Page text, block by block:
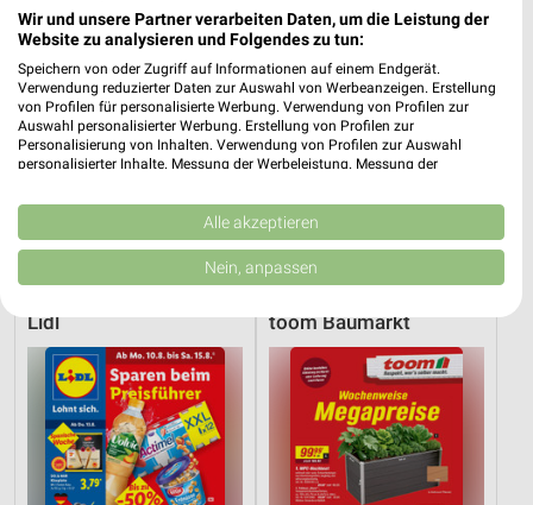
15,1 km
Angebote ab 08.08. Angebote ab 25.07.
Noch heute gültig
Lidl toom Baumarkt
Wir und unsere Partner verarbeiten Daten, um die Leistung der
Website zu analysieren und Folgendes zu tun:
Speichern von oder Zugriff auf Informationen auf einem Endgerät.
Verwendung reduzierter Daten zur Auswahl von Werbeanzeigen. Erstellung
von Profilen für personalisierte Werbung. Verwendung von Profilen zur
Auswahl personalisierter Werbung. Erstellung von Profilen zur
Personalisierung von Inhalten. Verwendung von Profilen zur Auswahl
personalisierter Inhalte. Messung der Werbeleistung. Messung der
Kombinationen von Daten aus verschiedenen Quellen. Entwicklung und
Verbesserung der Angebote. Verwendung reduzierter Daten zur Auswahl
von Inhalten.
Daten können außerhalb der Europäischen Union weitergegeben und in die
Website/App.
Partnerliste anzeigen (1 IAB-Anbieter)
Wir nutzen Ihre Daten für folgende Zwecke:
IAB-Verarbeitungszwecke:
Speichern von oder Zugriff auf Informationen
auf einem Endgerät
Alle akzeptieren
Nein, anpassen